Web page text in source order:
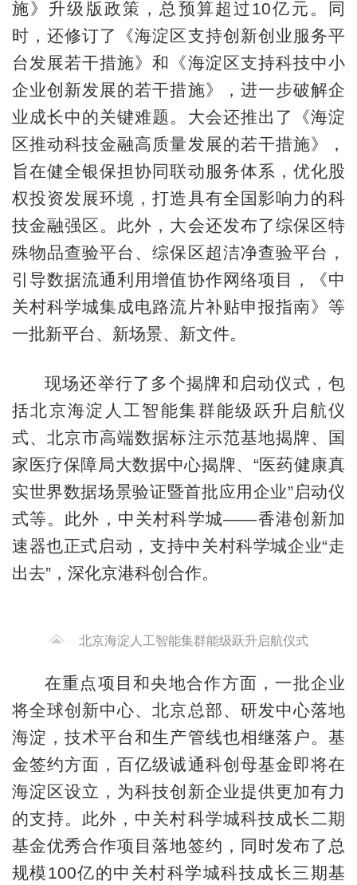
施》升级版政策，总预算超过10亿元。同
时，还修订了《海淀区支持创新创业服务平
台发展若干措施》和《海淀区支持科技中小
企业创新发展的若干措施》，进一步破解企
业成长中的关键难题。大会还推出了《海淀
区推动科技金融高质量发展的若干措施》，
旨在健全银保担协同联动服务体系，优化股
权投资发展环境，打造具有全国影响力的科
技金融强区。此外，大会还发布了综保区特
殊物品查验平台、综保区超洁净查验平台，
引导数据流通利用增值协作网络项目，《中
关村科学城集成电路流片补贴申报指南》等
一批新平台、新场景、新文件。
现场还举行了多个揭牌和启动仪式，包
括北京海淀人工智能集群能级跃升启航仪
式、北京市高端数据标注示范基地揭牌、国
家医疗保障局大数据中心揭牌、“医药健康真
实世界数据场景验证暨首批应用企业”启动仪
式等。此外，中关村科学城——香港创新加
速器也正式启动，支持中关村科学城企业“走
出去”，深化京港科创合作。
北京海淀人工智能集群能级跃升启航仪式
在重点项目和央地合作方面，一批企业
将全球创新中心、北京总部、研发中心落地
海淀，技术平台和生产管线也相继落户。基
金签约方面，百亿级诚通科创母基金即将在
海淀区设立，为科技创新企业提供更加有力
的支持。此外，中关村科学城科技成长二期
基金优秀合作项目落地签约，同时发布了总
规模100亿的中关村科学城科技成长三期基